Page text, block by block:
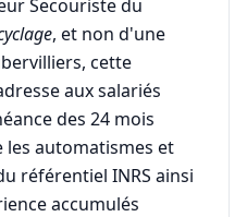
Secouriste du
, et non d'une
cette
aux salariés
des 24 mois
les automatismes et
référentiel INRS ainsi
accumulés